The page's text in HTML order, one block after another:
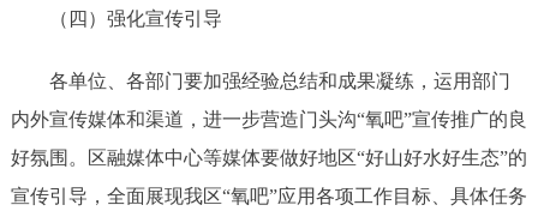
（ 四）强化宣传引导
各单位、各部门要加强经验总结和成果凝练，运用部门
内外宣传媒体和渠道，进一步营造门头沟“氧吧”宣传推广的良
好氛围。
区融媒体中心等媒体要做好地区“好山好水好生态”的
宣传引导，全面展现我区“氧吧”应用各项工作目标、具体任务